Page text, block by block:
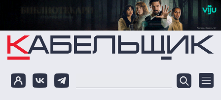
Перейти к основному содержанию